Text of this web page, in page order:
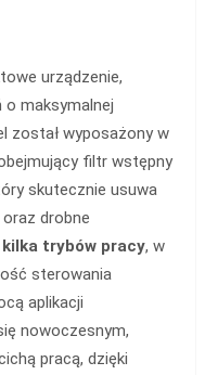
urządzenie,
maksymalnej
został wyposażony w
filtr wstępny
skutecznie usuwa
oraz drobne
kilka trybów pracy, w
sterowania
aplikacji
nowoczesnym,
pracą, dzięki